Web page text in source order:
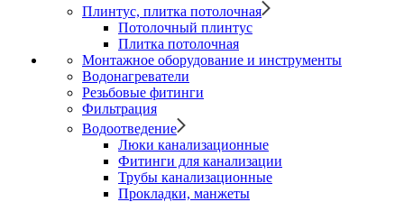
Плинтус, плитка потолочная
Потолочный плинтус
Плитка потолочная
Монтажное оборудование и инструменты
Водонагреватели
Резьбовые фитинги
Фильтрация
Водоотведение
Люки канализационные
Фитинги для канализации
Трубы канализационные
Прокладки, манжеты